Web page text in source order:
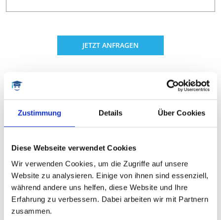
Zustimmung Details Über Cookies
Diese Webseite verwendet Cookies
Wir verwenden Cookies, um die Zugriffe auf unsere
Website zu analysieren. Einige von ihnen sind essenziell,
während andere uns helfen, diese Website und Ihre
Erfahrung zu verbessern. Dabei arbeiten wir mit Partnern
zusammen.
JETZT ANFRAGEN
PREIS & LEISTUNG
Was wir für Sie tun, wie lange es dauert und was
es kostet
Jede Dissertation ist ein Unikat und wird von uns auch
Unterstützung durch einen unserer Coaches,
abgestimmt auf Ihr Projekt und Ihre Problemstellung.
Beispiele für mögliche Schwerpunkte, Kosten und Dauer
sehen Sie unten.